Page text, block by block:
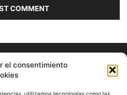
el consentimiento